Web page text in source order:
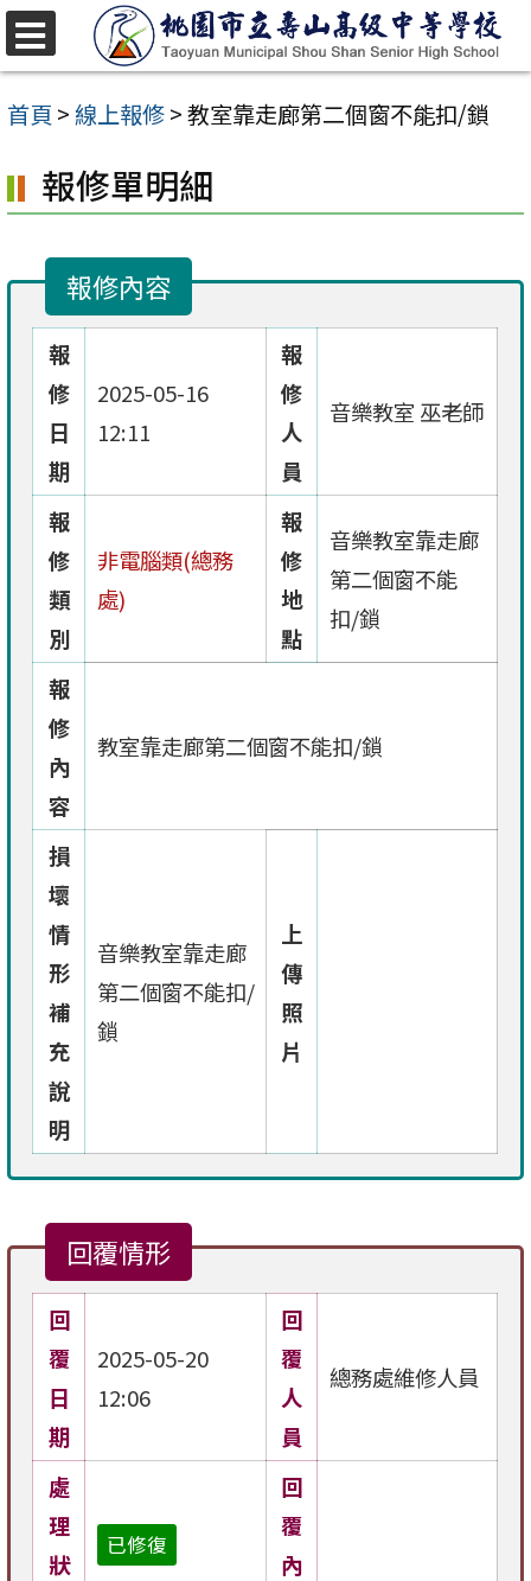
跳
至
主
內
容
首頁 >線上報修>教室靠走廊第二個窗不能扣/鎖
報修單明細
報修內容
報
修
日
期
2025-05-16
12:11
報
修
人
員
音樂教室 巫老師
報
修
類
別
非電腦類(總務
處)
報
修
地
點
音樂教室靠走廊
第二個窗不能
扣/鎖
報
修
內
容
教室靠走廊第二個窗不能扣/鎖
損
壞
情
形
補
充
說
明
音樂教室靠走廊
第二個窗不能扣/
鎖
上
傳
照
片
回覆情形
回
覆
日
期
2025-05-20
12:06
回
覆
人
員
總務處維修人員
處
理
狀
已修復
回
覆
內
選
單